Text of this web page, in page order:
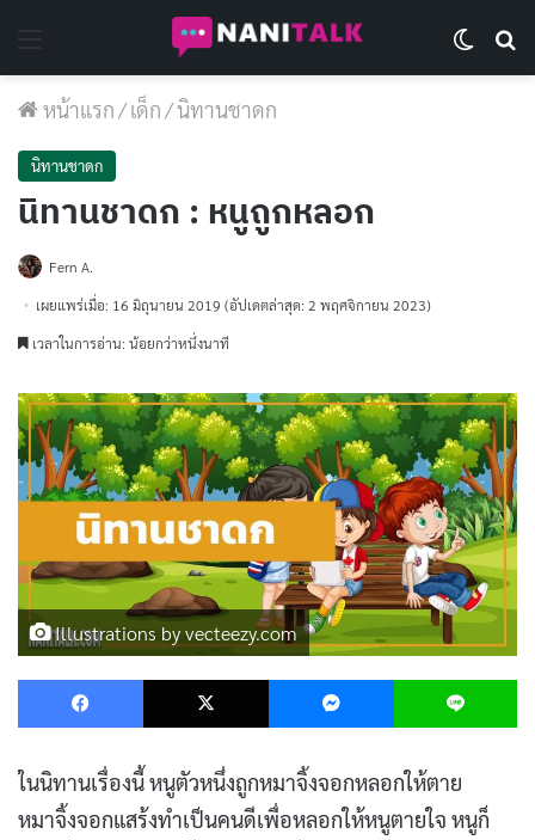
หน้าแรก/เด็ก/นิทานชาดก
นิทานชาดก
นิทานชาดก : หนูถูกหลอก
Fern A.
เผยแพร่เมื่อ: 16 มิถุนายน 2019 (อัปเดตล่าสุด: 2 พฤศจิกายน 2023)
เวลาในการอ่าน: น้อยกว่าหนึ่งนาที
Illustrations by vecteezy.com
Facebook X Messenger
ในนิทานเรื่องนี้ หนูตัวหนึ่งถูกหมาจิ้งจอกหลอกให้ตาย
หมาจิ้งจอกแสร้งทำเป็นคนดีเพื่อหลอกให้หนูตายใจ หนูก็